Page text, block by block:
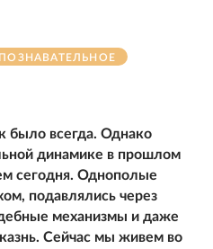
ПОЗНАВАТЕЛЬНОЕ
было всегда. Однако
динамике в прошлом
сегодня. Однополые
подавлялись через
механизмы и даже
Сейчас мы живем во